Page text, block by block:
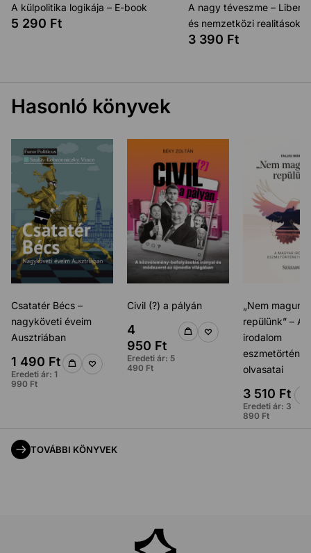
A külpolitika logikája – E-book
5 290 Ft
A nagy téveszme –
és nemzetközi realitások –
3 390 Ft
Hasonló könyvek
Csatatér Bécs –
nagyköveti éveim
Ausztriában
1 490 Ft
Eredeti ár: 1
990 Ft
Civil (?) a pályán
4
950 Ft
Eredeti ár: 5
490 Ft
„Nem
repülünk” – A
irodalom
eszmetörténeti
olvasatai
3 510 Ft
Eredeti ár: 3
890 Ft
TOVÁBBI KÖNYVEK